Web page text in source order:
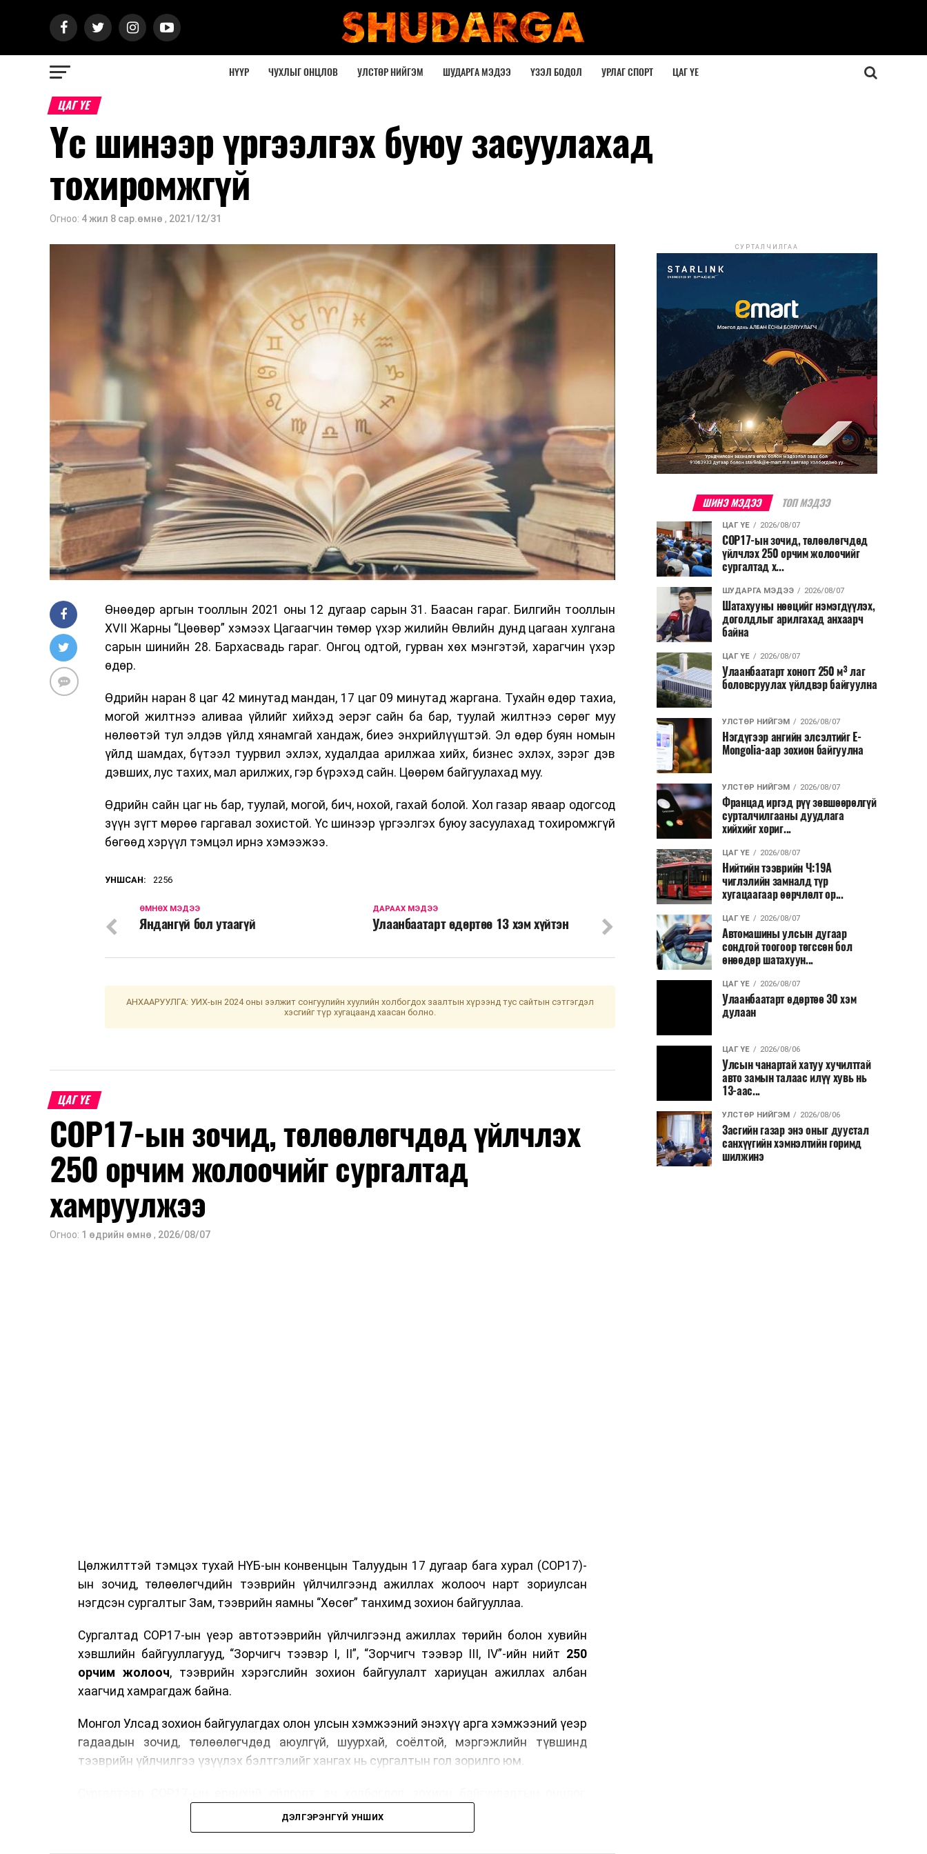
НҮҮР ЧУХЛЫГ ОНЦЛОВ УЛСТӨР НИЙГЭМ ШУДАРГА МЭДЭЭ ҮЗЭЛ БОДОЛ УРЛАГ СПОРТ ЦАГ ҮЕ
ЦАГ ҮЕ
Үс шинээр үргээлгэх буюу засуулахад
тохиромжгүй
Огноо: 4 жил 8 сар.өмнө , 2021/12/31
Өнөөдөр аргын тооллын 2021 оны 12 дугаар сарын 31. Баасан гараг. Билгийн тооллын
XVII Жарны “Цөөвөр” хэмээх Цагаагчин төмөр үхэр жилийн Өвлийн дунд цагаан хулгана
сарын шинийн 28. Бархасвадь гараг. Онгоц одтой, гурван хөх мэнгэтэй, харагчин үхэр
өдөр.
Өдрийн наран 8 цаг 42 минутад мандан, 17 цаг 09 минутад жаргана. Тухайн өдөр тахиа,
могой жилтнээ аливаа үйлийг хийхэд эерэг сайн ба бар, туулай жилтнээ сөрөг муу
нөлөөтэй тул элдэв үйлд хянамгай хандаж, биеэ энхрийлүүштэй. Эл өдөр буян номын
үйлд шамдах, бүтээл туурвил эхлэх, худалдаа арилжаа хийх, бизнес эхлэх, зэрэг дэв
дэвших, лус тахих, мал арилжих, гэр бүрэхэд сайн. Цөөрөм байгуулахад муу.
Өдрийн сайн цаг нь бар, туулай, могой, бич, нохой, гахай болой. Хол газар яваар одогсод
зүүн зүгт мөрөө гаргавал зохистой. Үс шинээр үргээлгэх буюу засуулахад тохиромжгүй
бөгөөд хэрүүл тэмцэл ирнэ хэмээжээ.
УНШСАН: 2256
ДАРААХ МЭДЭЭ
Улаанбаатарт өдөртөө 13 хэм хүйтэн
ӨМНӨХ МЭДЭЭ
Яндангүй бол утаагүй
АНХААРУУЛГА: УИХ-ын 2024 оны ээлжит сонгуулийн хуулийн холбогдох заалтын хүрээнд тус сайтын сэтгэгдэл
хэсгийг түр хугацаанд хаасан болно.
ЦАГ ҮЕ
COP17-ын зочид, төлөөлөгчдөд үйлчлэх
250 орчим жолоочийг сургалтад
хамруулжээ
Огноо: 1 өдрийн өмнө , 2026/08/07
Цөлжилттэй тэмцэх тухай НҮБ-ын конвенцын Талуудын 17 дугаар бага хурал (COP17)-
ын зочид, төлөөлөгчдийн тээврийн үйлчилгээнд ажиллах жолооч нарт зориулсан
нэгдсэн сургалтыг Зам, тээврийн яамны “Хөсөг” танхимд зохион байгууллаа.
Сургалтад COP17-ын үеэр автотээврийн үйлчилгээнд ажиллах төрийн болон хувийн
хэвшлийн байгууллагууд, “Зорчигч тээвэр I, II”, “Зорчигч тээвэр III, IV”-ийн нийт 250
орчим жолооч, тээврийн хэрэгслийн зохион байгуулалт хариуцан ажиллах албан
хаагчид хамрагдаж байна.
Монгол Улсад зохион байгуулагдах олон улсын хэмжээний энэхүү арга хэмжээний үеэр
гадаадын зочид, төлөөлөгчдөд аюулгүй, шуурхай, соёлтой, мэргэжлийн түвшинд
тээврийн үйлчилгээ үзүүлэх бэлтгэлийг хангах нь сургалтын гол зорилго юм.
зочид, төлөөлөгчдийн ангилал, үйлчилгээний стандарт, жолооч нарын үүрэг
хариуцлага, сахилга бат, үйлчилгээний соёл, ёс зүй, мэргэжлийн харилцааны талаар
ДЭЛГЭРЭНГҮЙ УНШИХ
СУРТАЛЧИЛГАА
ШИНЭ МЭДЭЭ ТОП МЭДЭЭ
ЦАГ ҮЕ 2026/08/07
COP17-ын зочид, төлөөлөгчдөд
үйлчлэх 250 орчим жолоочийг
сургалтад х...
ШУДАРГА МЭДЭЭ 2026/08/07
Шатахууны нөөцийг нэмэгдүүлэх,
доголдлыг арилгахад анхаарч
байна
ЦАГ ҮЕ 2026/08/07
Улаанбаатарт хоногт 250 м³ лаг
боловсруулах үйлдвэр байгуулна
УЛСТӨР НИЙГЭМ 2026/08/07
Нэгдүгээр ангийн элсэлтийг E-
Mongolia-аар зохион байгуулна
УЛСТӨР НИЙГЭМ 2026/08/07
Францад иргэд рүү зөвшөөрөлгүй
сурталчилгааны дуудлага
хийхийг хориг...
ЦАГ ҮЕ 2026/08/07
Нийтийн тээврийн Ч:19А
чиглэлийн замналд түр
хугацаагаар өөрчлөлт ор...
ЦАГ ҮЕ 2026/08/07
Автомашины улсын дугаар
сондгой тоогоор төгссөн бол
өнөөдөр шатахуун...
ЦАГ ҮЕ 2026/08/07
Улаанбаатарт өдөртөө 30 хэм
дулаан
ЦАГ ҮЕ 2026/08/06
Улсын чанартай хатуу хучилттай
авто замын талаас илүү хувь нь
13-аас...
УЛСТӨР НИЙГЭМ 2026/08/06
Засгийн газар энэ оныг дуустал
санхүүгийн хэмнэлтийн горимд
шилжинэ